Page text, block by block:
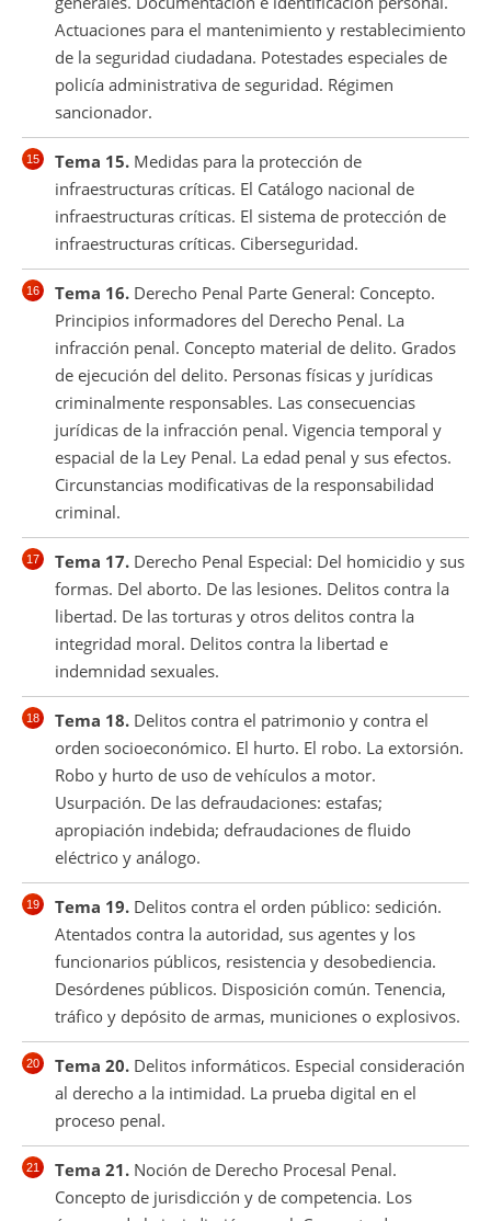
Actuaciones para el mantenimiento y restablecimiento
de la seguridad ciudadana. Potestades especiales de
policía administrativa de seguridad. Régimen
sancionador.
Tema 15. Medidas para la protección de
infraestructuras críticas. El Catálogo nacional de
infraestructuras críticas. El sistema de protección de
infraestructuras críticas. Ciberseguridad.
Tema 16. Derecho Penal Parte General: Concepto.
Principios informadores del Derecho Penal. La
infracción penal. Concepto material de delito. Grados
de ejecución del delito. Personas físicas y jurídicas
criminalmente responsables. Las consecuencias
jurídicas de la infracción penal. Vigencia temporal y
espacial de la Ley Penal. La edad penal y sus efectos.
Circunstancias modificativas de la responsabilidad
criminal.
Tema 17. Derecho Penal Especial: Del homicidio y sus
formas. Del aborto. De las lesiones. Delitos contra la
libertad. De las torturas y otros delitos contra la
integridad moral. Delitos contra la libertad e
indemnidad sexuales.
Tema 18. Delitos contra el patrimonio y contra el
orden socioeconómico. El hurto. El robo. La extorsión.
Robo y hurto de uso de vehículos a motor.
Usurpación. De las defraudaciones: estafas;
apropiación indebida; defraudaciones de fluido
eléctrico y análogo.
Tema 19. Delitos contra el orden público: sedición.
Atentados contra la autoridad, sus agentes y los
funcionarios públicos, resistencia y desobediencia.
Desórdenes públicos. Disposición común. Tenencia,
tráfico y depósito de armas, municiones o explosivos.
Tema 20. Delitos informáticos. Especial consideración
al derecho a la intimidad. La prueba digital en el
proceso penal.
Tema 21. Noción de Derecho Procesal Penal.
Concepto de jurisdicción y de competencia. Los